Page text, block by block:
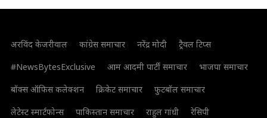
अरविंद केजरीवाल कांग्रेस समाचार नरेंद्र मोदी
ट्रैवल टिप्स
#NewsBytesExclusive
आम आदमी पार्टी समाचार
भाजपा समाचार
बॉक्स ऑफिस कलेक्शन
क्रिकेट समाचार
फुटबॉल समाचार
लेटेस्ट स्मार्टफोन्स
पाकिस्तान समाचार राहुल गांधी
रेसिपी